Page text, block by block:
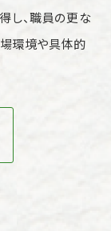
し、職員の更な
環境や具体的